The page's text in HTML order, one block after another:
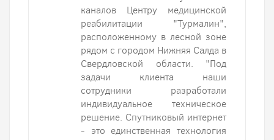
каналов Центру медицинской
реабилитации "Турмалин",
расположенному в лесной зоне
рядом с городом Нижняя Салда в
Свердловской области. "Под
задачи клиента наши
сотрудники разработали
индивидуальное техническое
решение. Спутниковый интернет
- это единственная технология